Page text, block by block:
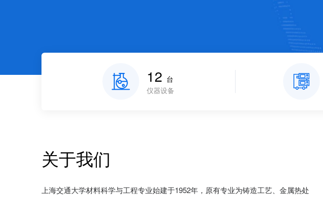
12 台
仪器设备
关于我们
上海交通大学材料科学与工程专业始建于1952年，原有专业为铸造工艺、金属热处